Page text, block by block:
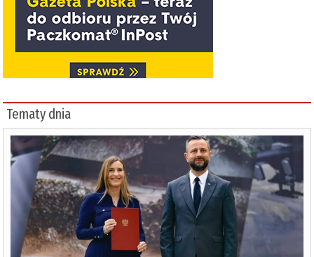
Tematy dnia